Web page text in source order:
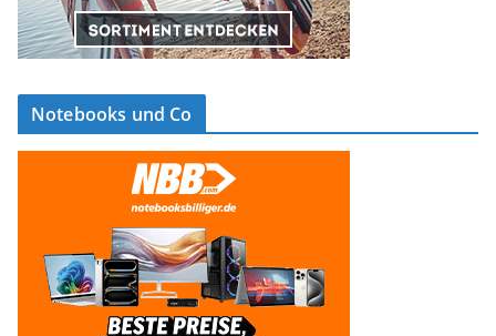
Notebooks und Co